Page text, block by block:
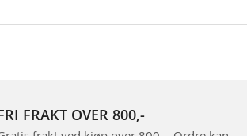
FRAKT OVER 800,-